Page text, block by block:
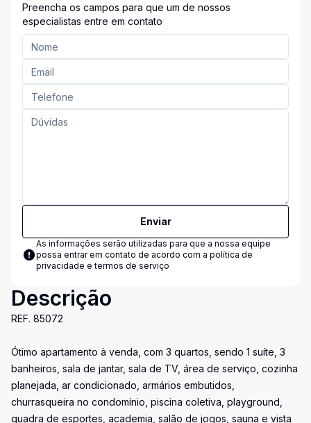
Preencha os campos para que um de nossos
especialistas entre em contato
Enviar
As informações serão utilizadas para que a nossa equipe
possa entrar em contato de acordo com a política de
privacidade e termos de serviço
Descrição
REF. 85072
Ótimo apartamento à venda, com 3 quartos, sendo 1 suíte, 3
banheiros, sala de jantar, sala de TV, área de serviço, cozinha
planejada, ar condicionado, armários embutidos,
churrasqueira no condomínio, piscina coletiva, playground,
quadra de esportes, academia, salão de jogos, sauna e vista